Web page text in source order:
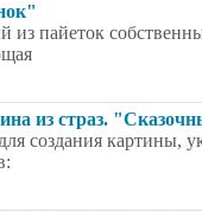
пайеток
из страз.
создания картины,